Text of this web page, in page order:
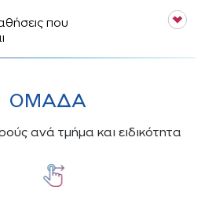
που
ΌΜΑΔΑ
ανά τμήμα και ειδικότητα